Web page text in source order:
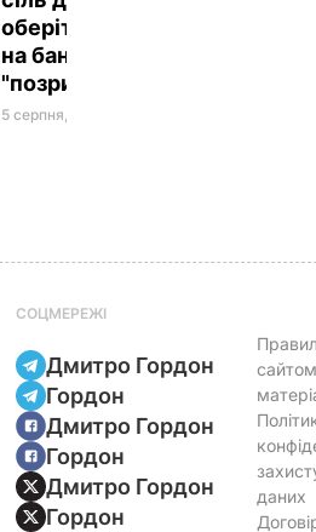
оберіть її – і кришки
на банках не
"позриває"
5 серпня, 19.25
СОЦМЕРЕЖІ
Дмитро Гордон
Гордон
Дмитро Гордон
Гордон
Дмитро Гордон
Гордон
даних